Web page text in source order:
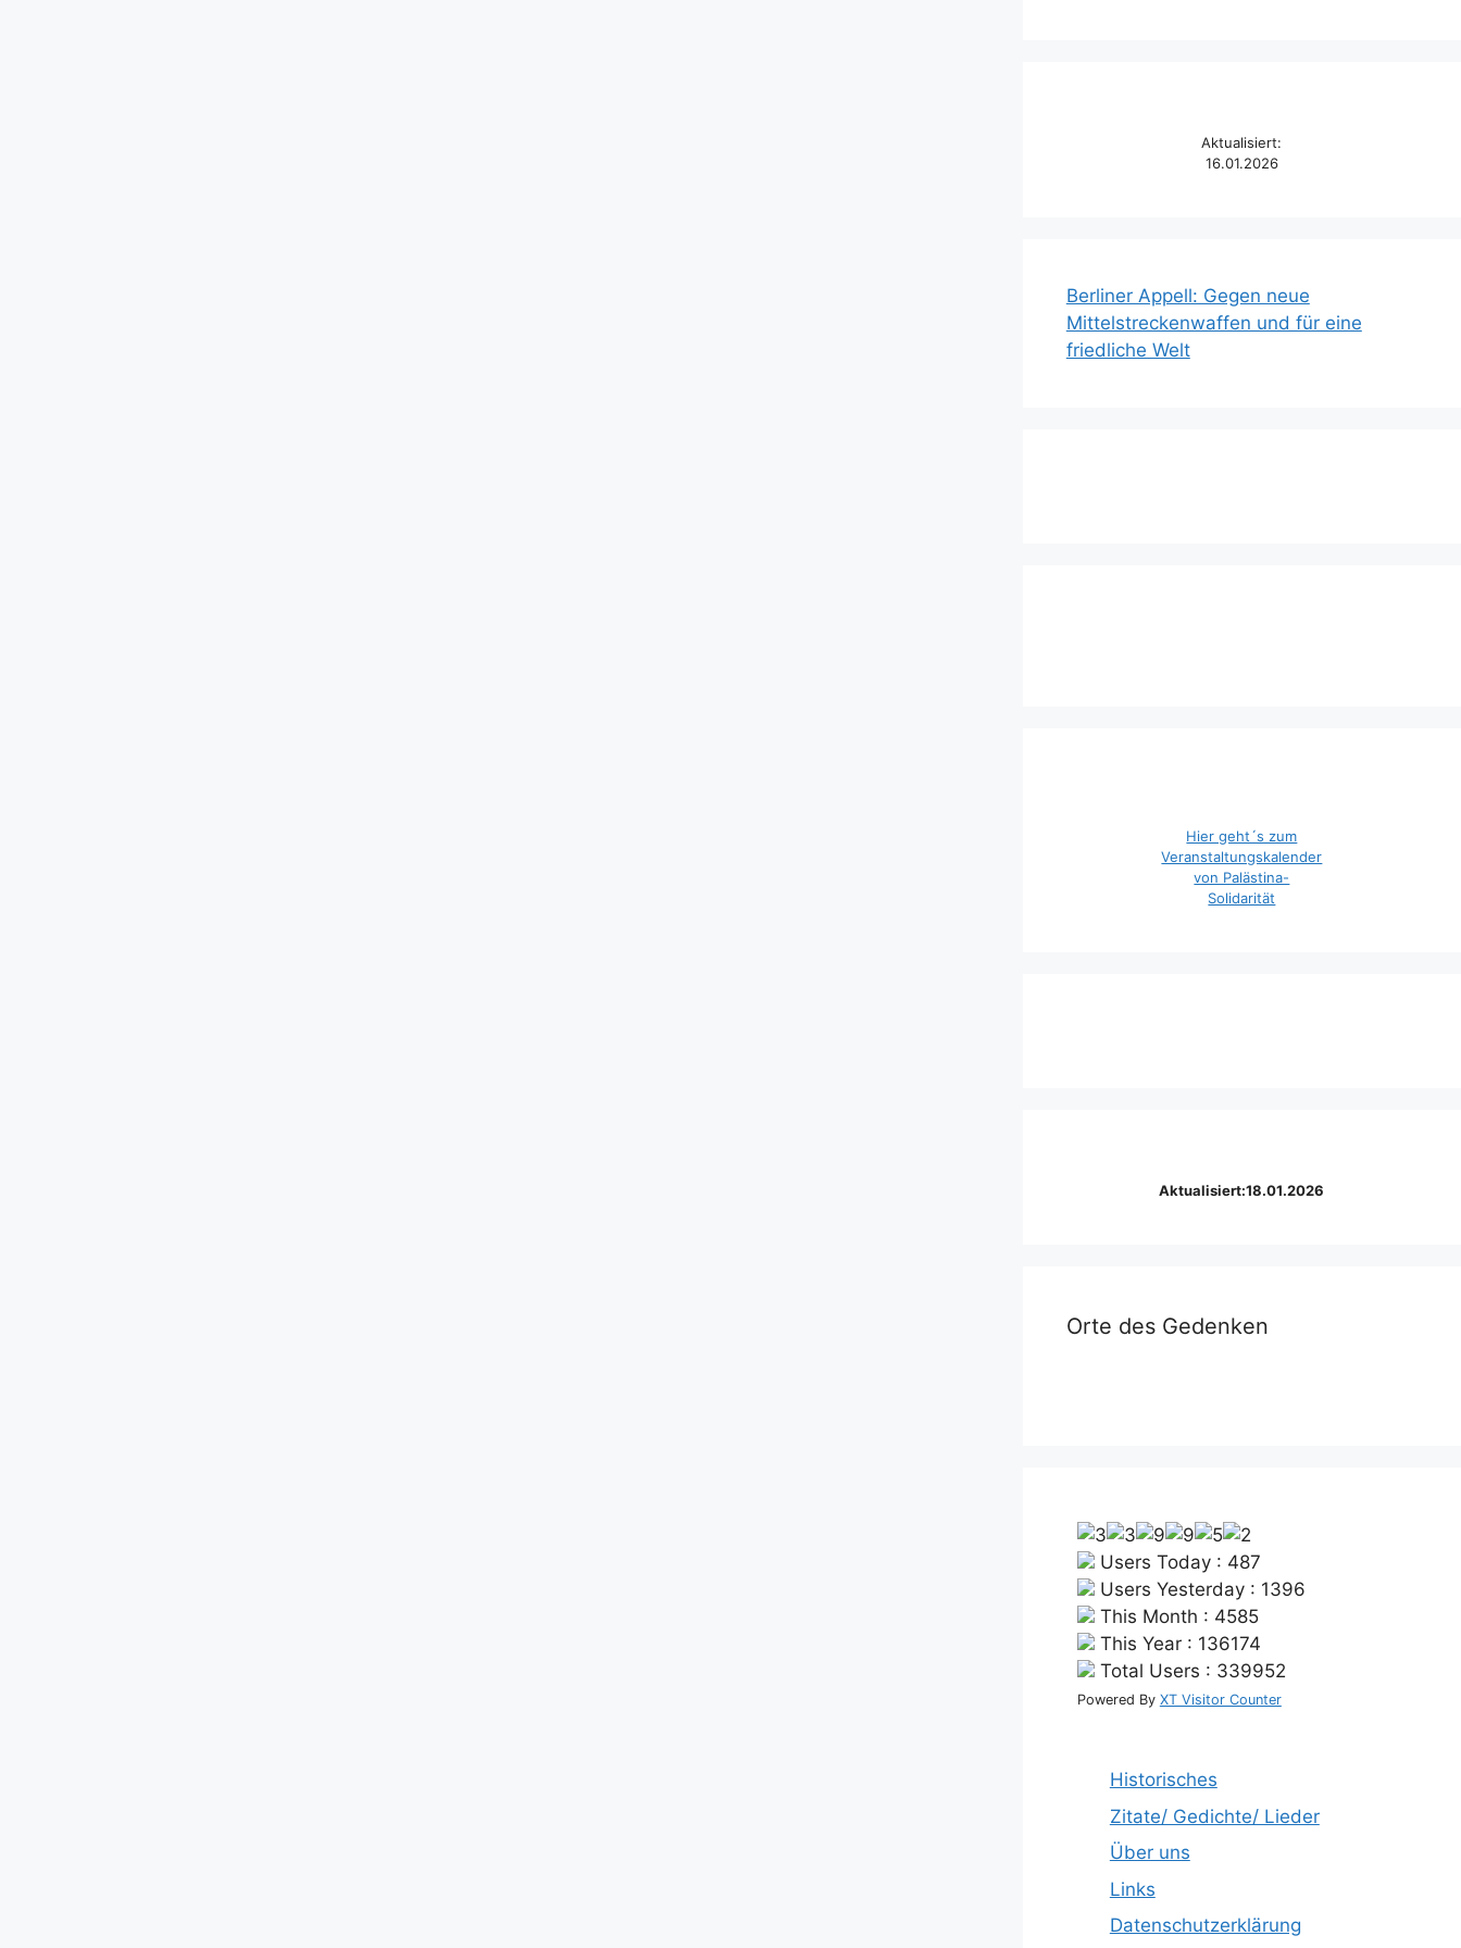
Aktualisiert:
16.01.2026
Berliner Appell: Gegen neue
Mittelstreckenwaffen und für eine
friedliche Welt
Hier geht´s zum
Veranstaltungskalender
von Palästina-
Solidarität
Aktualisiert:18.01.2026
Orte des Gedenken
Users Today : 487
Users Yesterday : 1396
This Month : 4585
This Year : 136174
Total Users : 339952
Powered By XT Visitor Counter
Historisches
Zitate/ Gedichte/ Lieder
Über uns
Links
Datenschutzerklärung